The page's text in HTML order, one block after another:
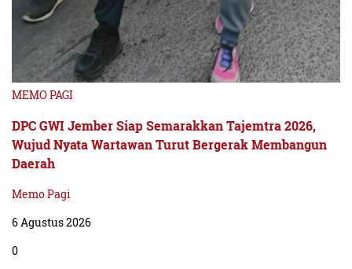
MEMO PAGI
DPC GWI Jember Siap Semarakkan Tajemtra 2026,
Wujud Nyata Wartawan Turut Bergerak Membangun
Daerah
Memo Pagi
6 Agustus 2026
0